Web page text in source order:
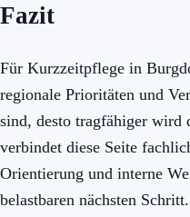
Fazit
Für Kurzzeitpflege in
regionale Prioritäten und
sind, desto tragfähiger wird
verbindet diese Seite
Orientierung und interne
belastbaren nächsten Schritt.